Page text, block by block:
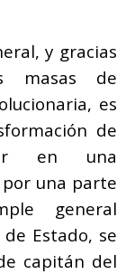
y gracias
masas de
es
de
en una
una parte
general
Estado, se
capitán del